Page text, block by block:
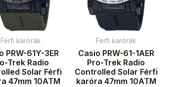
Férfi karórák
PRW-61Y-3ER
Trek Radio
Solar Férfi
47mm 10ATM
Férfi karórák
Casio PRW-61-1AER
Pro-Trek Radio
Controlled Solar Férfi
karóra 47mm 10ATM